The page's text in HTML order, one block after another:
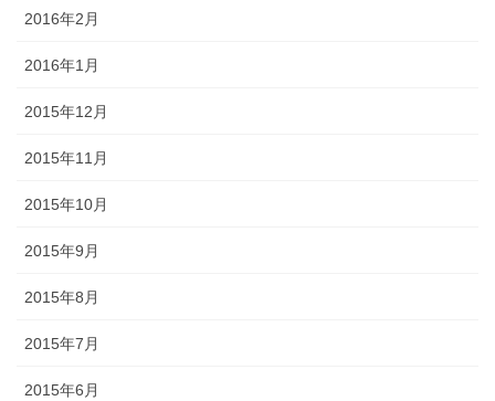
2016年2月
2016年1月
2015年12月
2015年11月
2015年10月
2015年9月
2015年8月
2015年7月
2015年6月